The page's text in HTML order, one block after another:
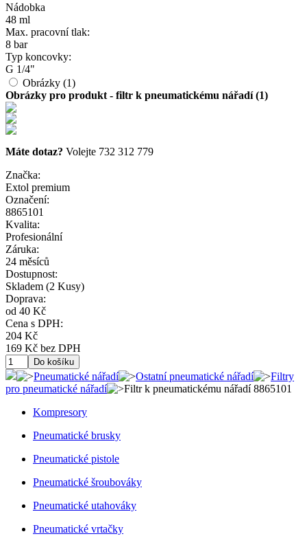
Nádobka
48 ml
Max. pracovní tlak:
8 bar
Typ koncovky:
G 1/4"
Obrázky (1)
Obrázky pro produkt - filtr k pneumatickému nářadí (1)
Máte dotaz? Volejte 732 312 779
Značka:
Extol premium
Označení:
8865101
Kvalita:
Profesionální
Záruka:
24 měsíců
Dostupnost:
Skladem (2 Kusy)
Doprava:
od 40 Kč
Cena s DPH:
204 Kč
169 Kč bez DPH
Pneumatické nářadí Ostatní pneumatické nářadí
Filtry
pro pneumatické nářadí
Filtr k pneumatickému nářadí 8865101
Kompresory
Pneumatické brusky
Pneumatické pistole
Pneumatické šroubováky
Pneumatické utahováky
Pneumatické vrtačky